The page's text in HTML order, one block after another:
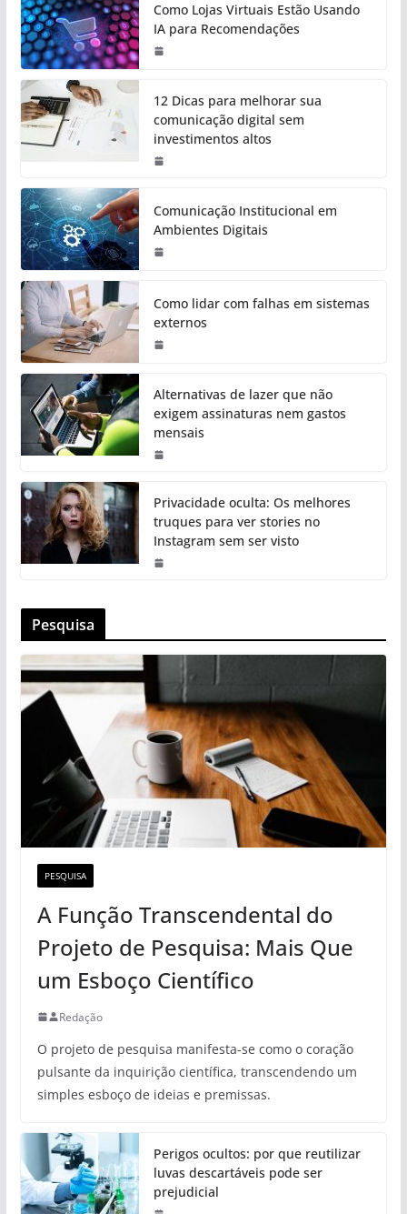
Como Lojas Virtuais Estão Usando
IA para Recomendações
12 Dicas para melhorar sua
comunicação digital sem
investimentos altos
Comunicação Institucional em
Ambientes Digitais
Como lidar com falhas em sistemas
externos
Alternativas de lazer que não
exigem assinaturas nem gastos
mensais
Privacidade oculta: Os melhores
truques para ver stories no
Instagram sem ser visto
Pesquisa
PESQUISA
A Função Transcendental do
Projeto de Pesquisa: Mais Que
um Esboço Científico
Redação
O projeto de pesquisa manifesta-se como o coração
pulsante da inquirição científica, transcendendo um
simples esboço de ideias e premissas.
Perigos ocultos: por que reutilizar
luvas descartáveis pode ser
prejudicial